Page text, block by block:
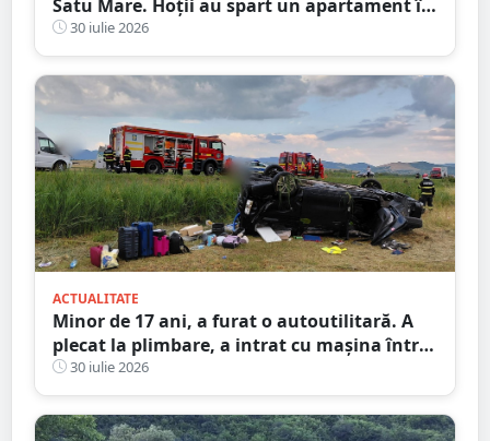
Satu Mare. Hoții au spart un apartament în
timp ce proprietarii erau în concediu
30 iulie 2026
ACTUALITATE
Minor de 17 ani, a furat o autoutilitară. A
plecat la plimbare, a intrat cu mașina într-o
anexă și apoi a abandonat-o
30 iulie 2026